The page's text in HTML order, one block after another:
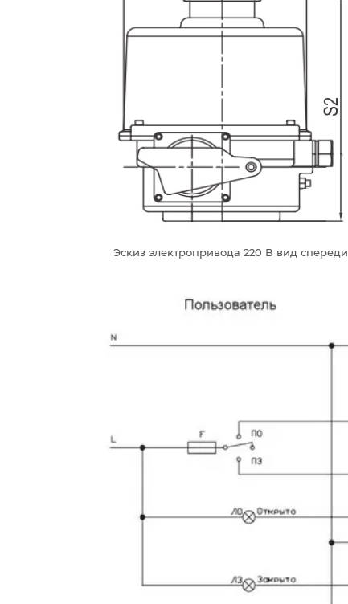
Эскиз электропривода 220 В вид спереди